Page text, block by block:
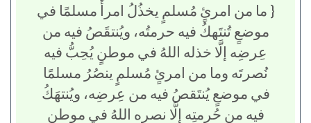
{ ما من امرئٍ مُسلمٍ يخذُلُ امرأً مسلمًا في
موضعٍ تُنتَهكُ فيه حرمتُه، ويُنتقَصُ فيه من
عِرضِه إلَّا خذله اللهُ في موطنٍ يُحِبُّ فيه
نُصرتَه وما من امرئٍ مُسلمٍ ينصُرُ مسلمًا
في موضعٍ يُنتَقصُ فيه من عِرضِه، ويُنتهَكُ
فيه من حُرمتِه إلَّا نصره اللهُ في موطنٍ